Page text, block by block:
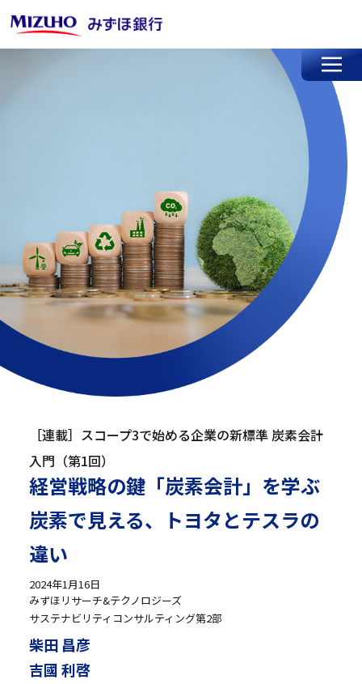
［連載］スコープ3で始める企業の新標準 炭素会計
入門（第1回）
経営戦略の鍵「炭素会計」を学ぶ
炭素で見える、トヨタとテスラの
違い
2024年1月16日
みずほリサーチ&テクノロジーズ
サステナビリティコンサルティング第2部
柴田 昌彦
吉國 利啓